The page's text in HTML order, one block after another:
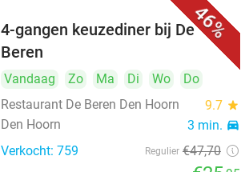
46%
4-gangen keuzediner bij De
Beren
Vandaag Zo Ma Di Wo
Do
Restaurant De Beren Den Hoorn
9.7 star
Den Hoorn 3 min. directions_car
Verkocht: 759 Regulier €47,70